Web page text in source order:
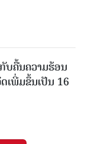
ບຄື້ນຄວາມຮ້ອນ
ເພີ່ມຂຶ້ນເປັນ 16